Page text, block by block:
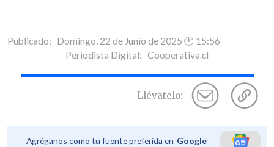
Publicado: Domingo, 22 de Junio de 2025 🕐 15:56
Periodista Digital: Cooperativa.cl
Llévatelo:
Agréganos como tu fuente preferida en Google